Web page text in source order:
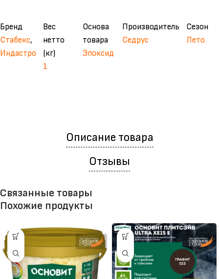
Описание товара
Отзывы
Бренд
Стабекс,
Индастро
Вес
нетто
(кг)
1
Основа
товара
Эпоксид
Производитель
Седрус
Сезон
Лето
Связанные товары
Похожие продукты